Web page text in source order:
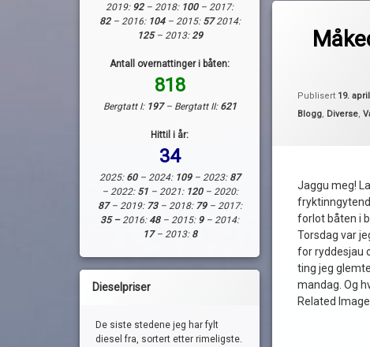
Publisert 19.
Kategorier:
Blogg, Diverse,
Jaggu meg!
forlot båten i
Torsdag var
for ryddesjau
ting jeg
mandag. Og
Related
måker
skremme
slange
støvsuger
2019: 92– 2018: 100 – 2017:
82– 2016: 104– 2015: 572014:
125– 2013:29
Antall overnattinger i båten:
818
Bergtatt I: 197– Bergtatt II: 621
Hittil i år:
34
2025: 60– 2024: 109– 2023: 87
– 2022: 51– 2021: 120– 2020:
87– 2019: 73– 2018: 79– 2017:
35 –2016:48– 2015: 9 – 2014:
17– 2013: 8
Dieselpriser
De siste stedene jeg har fylt
diesel fra, sortert etter rimeligste.